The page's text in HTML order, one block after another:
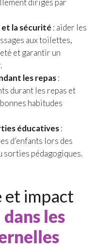
dirigés par
et la sécurité : aider les
aux toilettes,
et garantir un
les repas:
durant les repas et
habitudes
éducatives:
d’enfants lors des
sorties pédagogiques.
et impact
dans les